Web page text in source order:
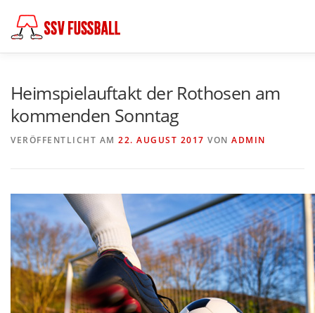
Inhalt
springen
Heimspielauftakt der Rothosen am
kommenden Sonntag
VERÖFFENTLICHT AM 22. AUGUST 2017 VON ADMIN